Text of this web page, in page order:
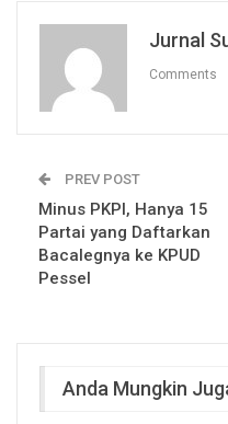
Jurnal
Comments
PREV POST
Minus PKPI, Hanya 15
Partai yang Daftarkan
Bacalegnya ke KPUD
Pessel
Anda Mungkin